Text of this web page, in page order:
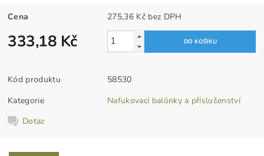
Cena 275,36 Kč bez DPH
333,18 Kč
Kód produktu
58530
Kategorie
Nafukovací balónky a příslušenství
Dotaz